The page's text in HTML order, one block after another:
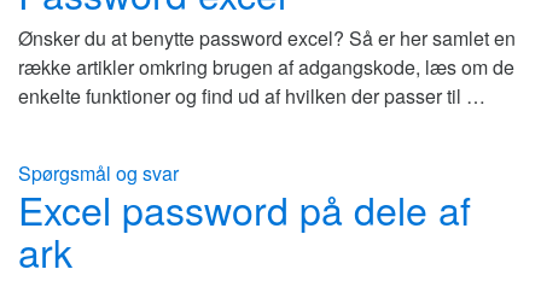
Ønsker du at benytte password excel? Så er her samlet en
række artikler omkring brugen af adgangskode, læs om de
enkelte funktioner og find ud af hvilken der passer til …
Spørgsmål og svar
Excel password på dele af
ark